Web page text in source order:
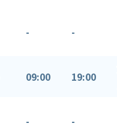
- -
09:00 19:00
- -